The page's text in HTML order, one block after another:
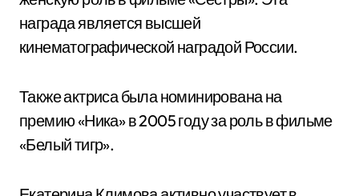
награда является высшей
кинематографической наградой России.
Также актриса была номинирована на
премию «Ника» в 2005 году за роль в фильме
«Белый тигр».